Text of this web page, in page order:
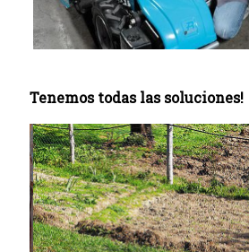
Tenemos todas las soluciones!